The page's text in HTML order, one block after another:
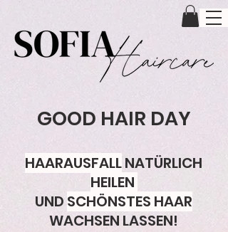
GOOD HAIR DAY
HAARAUSFALLNATÜRLICH
HEILEN
UND SCHÖNSTES HAAR
WACHSEN LASSEN!